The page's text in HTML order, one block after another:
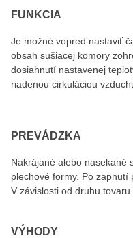
FUNKCIA
Je možné vopred nastaviť
obsah sušiacej komory
dosiahnutí nastavenej
riadenou cirkuláciou
PREVÁDZKA
Nakrájané alebo nasekané
plechové formy. Po zapnutí
V závislosti od druhu
VÝHODY